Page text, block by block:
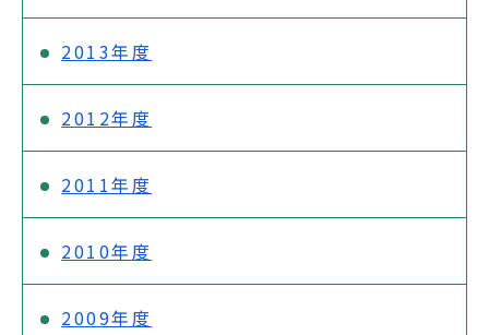
2013年度
2012年度
2011年度
2010年度
2009年度